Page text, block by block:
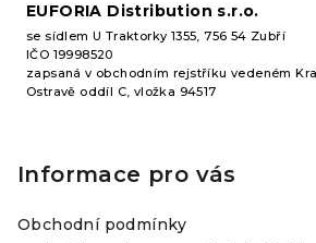
EUFORIA Distribution s.r.o.
se sídlem U Traktorky 1355, 756 54 Zubří
IČO 19998520
zapsaná v obchodním rejstříku vedeném
Ostravě oddíl C, vložka 94517
Informace pro vás
Obchodní podmínky